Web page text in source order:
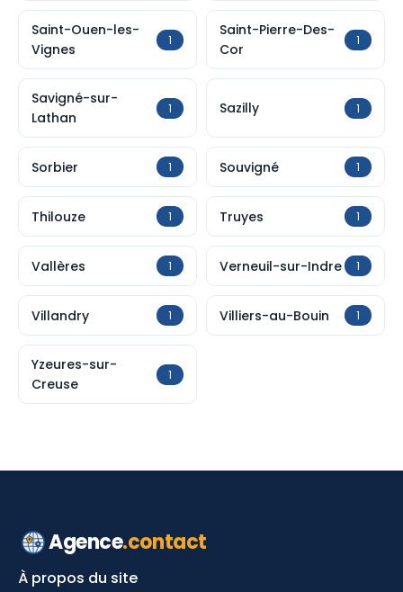
Saint-Ouen-les-
Vignes
1
Saint-Pierre-Des-
Cor
1
Savigné-sur-
Lathan
1 Sazilly 1
Sorbier 1 Souvigné 1
Thilouze 1 Truyes 1
Vallères 1 Verneuil-sur-Indre 1
Villandry 1 Villiers-au-Bouin 1
Yzeures-sur-
Creuse
1
Agence.contact
À propos du site